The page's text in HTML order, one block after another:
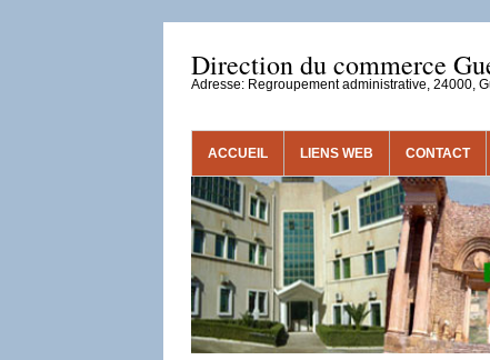
Direction du commerce
Adresse: Regroupement administrative, 24000,
ACCUEIL LIENS WEB CONTACT